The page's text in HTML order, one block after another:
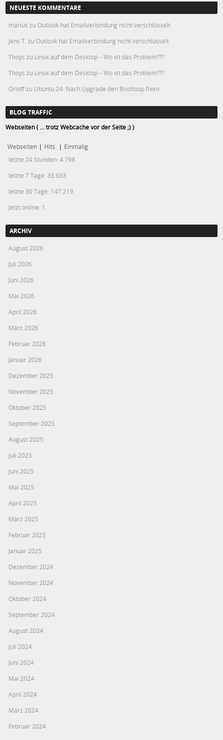
NEUESTE KOMMENTARE
marius zu Outlook hat Emailverbindung nicht verschlüsselt
Jens T. zu Outlook hat Emailverbindung nicht verschlüsselt
Thoys zu Linux auf dem Desktop – Wo ist das Problem???
Thoys zu Linux auf dem Desktop – Wo ist das Problem???
Orloffzu Ubuntu 24: Nach Upgrade den Bootloop fixen
BLOG TRAFFIC
Webseiten ( ... trotz Webcache vor der Seite ;) )
Webseiten | Hits | Einmalig
letzte 24 Stunden:4.798
letzte 7 Tage: 33.633
letzte 30 Tage: 147.219
Jetzt online: 1
ARCHIV
August 2026
Juli 2026
Juni 2026
Mai 2026
April 2026
März 2026
Februar 2026
Januar 2026
Dezember 2025
November 2025
Oktober 2025
September 2025
August 2025
Juli 2025
Juni 2025
Mai 2025
April 2025
März 2025
Februar 2025
Januar 2025
Dezember 2024
November 2024
Oktober 2024
September 2024
August 2024
Juli 2024
Juni 2024
Mai 2024
April 2024
März 2024
Februar 2024